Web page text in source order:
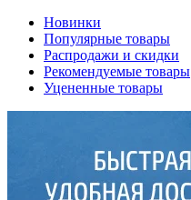
Новинки
Популярные товары
Распродажи и скидки
Рекомендуемые товары
Уцененные товары